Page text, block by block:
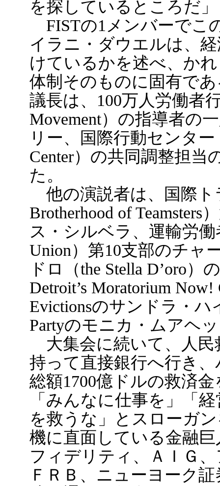
を探しているところだ
FISTの1メンバーでこ
イラニ・ダウエルは、
けているかを述べ、か
体制そのものに固有で
議長は、100万人労働者
Movement）の指導者の
リー、国際行動センター
Center）の共同調整担
た。
他の演説者は、国際ト
Brotherhood of
ス・シルベラ、運輸労働
Union）第10支部のチャ
ドロ（the Stella D’oro
Detroit’s Moratorium
Evictionsのサンドラ・ハ
Partyのモニカ・ムアヘ
大集会に続いて、人民
持って直接銀行へ行き
総額1700億ドルの救済
「みんなに仕事を」「
を救うな」とスローガ
機に直面している金融
フィデリティ、ＡＩＧ
ＦＲＢ、ニューヨーク